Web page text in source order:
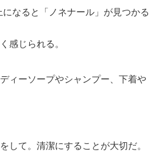
なると「ノネナール」が見つかる
感じられる。
ィーソープやシャンプー、下着や
して。清潔にすることが大切だ。